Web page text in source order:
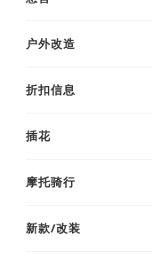
户外改造
折扣信息
插花
摩托骑行
新款/改装